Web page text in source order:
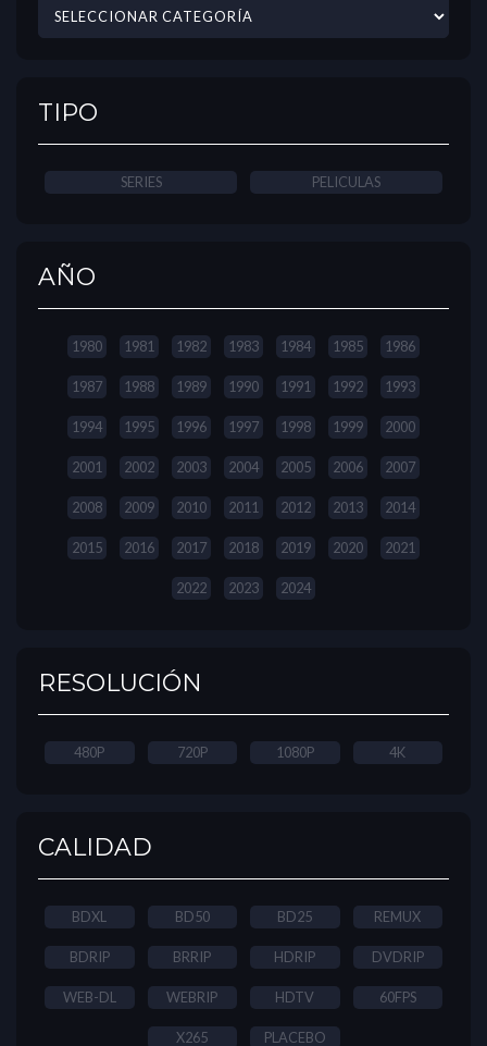
TIPO
SERIES PELICULAS
AÑO
1980 1981 1982 1983 1984 1985 1986
1987 1988 1989 1990 1991 1992 1993
1994 1995 1996 1997 1998 1999 2000
2001 2002 2003 2004 2005 2006 2007
2008 2009 2010 2011 2012 2013 2014
2015 2016 2017 2018 2019 2020 2021
2022 2023 2024
RESOLUCIÓN
480P 720P 1080P 4K
CALIDAD
BDXL BD50 BD25 REMUX
BDRIP BRRIP HDRIP DVDRIP
WEB-DL WEBRIP HDTV 60FPS
X265 PLACEBO